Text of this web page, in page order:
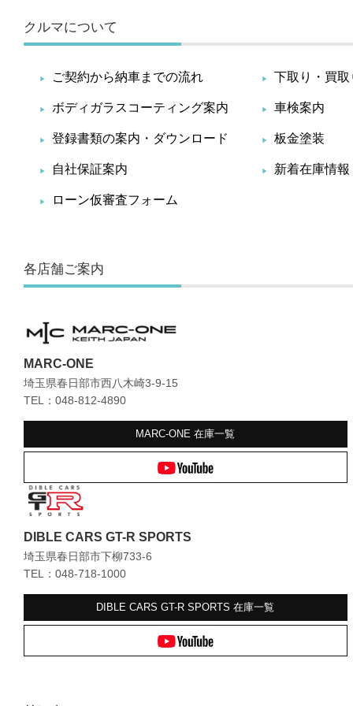
クルマについて
ご契約から納車までの流れ 下取り・買
ボディガラスコーティング案内 車検案内
登録書類の案内・ダウンロード 板金塗装
自社保証案内 新着在庫情報
ローン仮審査フォーム
各店舗ご案内
MARC-ONE
埼玉県春日部市西八木崎3-9-15
TEL：048-812-4890
MARC-ONE在庫一覧
DIBLE CARS GT-R SPORTS
埼玉県春日部市下柳733-6
TEL：048-718-1000
DIBLE CARS GT-R SPORTS在庫一覧